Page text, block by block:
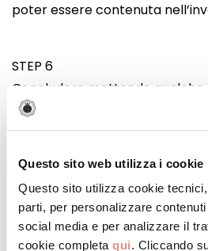
Questo sito web utilizza i cookie
Questo sito utilizza cookie
parti, per personalizzare
social media e per analizzare il
cookie completa qui. Cliccando
poter essere contenuta
STEP 6
Concludere mettendo qualche
nero al centro. Arrotolare il
l’involtino ottenuto con gli
STEP 7
Scottare l’involtino in una
modo da abbrustolire
Impiattare l’involtino tagliato